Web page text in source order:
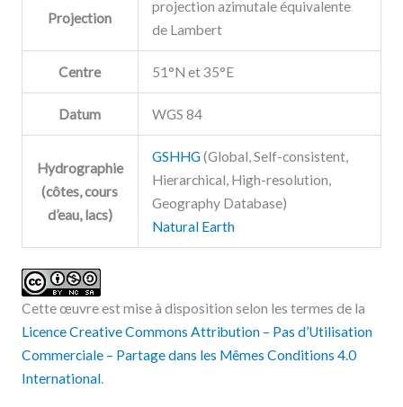
Projection
projection azimutale équivalente
de Lambert
Centre 51°N et 35°E
Datum WGS 84
Hydrographie
(côtes, cours
d’eau, lacs)
GSHHG(Global, Self-consistent,
Hierarchical, High-resolution,
Geography Database)
Natural Earth
Cette œuvre est mise à disposition selon les termes de la
Licence Creative Commons Attribution – Pas d’Utilisation
Commerciale – Partage dans les Mêmes Conditions 4.0
International.